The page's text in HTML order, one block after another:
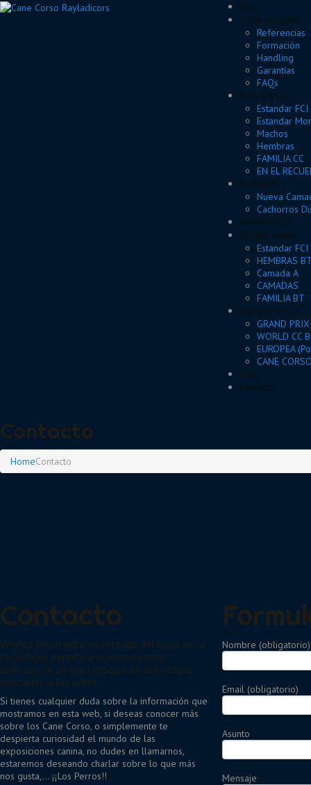
Inicio
Sobre nosotros
Referencias
Formación
Handling
Garantías
FAQs
Cane Corso
Estandar FCI
Estandar
Machos
Hembras
FAMILIA CC
EN EL
Cachorros
Nueva
Cachorros
ADOPCIONES
Boston Terrier
Estandar
HEMBRAS
Camada A
CAMADAS
FAMILIA BT
Exposiciones
GRAND
WORLD CC
EUROPEA
CANE
Blog
Contacto
Contacto
HomeContacto
Contacto
Vivimos en un entorno retirado del ruido de la
ciudad que permite a nuestros perros
disfrutar de un gran espacio sin los riesgos
asociados a las urbes.
Si tienes cualquier duda sobre la información que
mostramos en esta web, si deseas conocer más
sobre los Cane Corso, o simplemente te
despierta curiosidad el mundo de las
exposiciones canina, no dudes en llamarnos,
estaremos deseando charlar sobre lo que más
nos gusta,... ¡¡Los Perros!!
Nombre (obligatorio)
Email (obligatorio)
Asunto
Mensaje